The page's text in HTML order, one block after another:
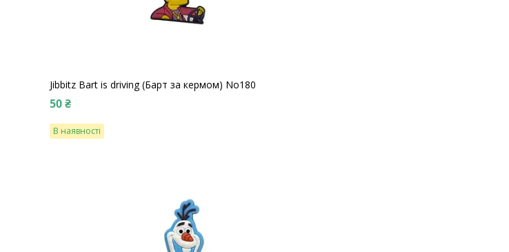
Jibbitz Bart is driving (Барт за кермом) No180
50 ₴
В наявності